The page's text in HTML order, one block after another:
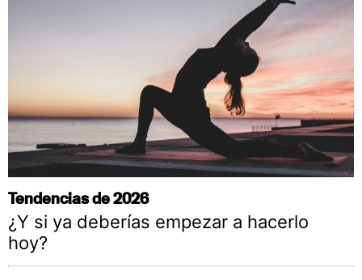
Tendencias de 2026
¿Y si ya deberías empezar a hacerlo
hoy?